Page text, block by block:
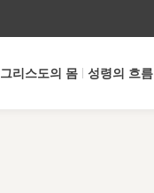
그리스도의 몸 성령의 흐름